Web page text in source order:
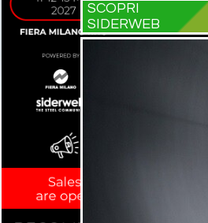
SCOPRI
SIDERWEB